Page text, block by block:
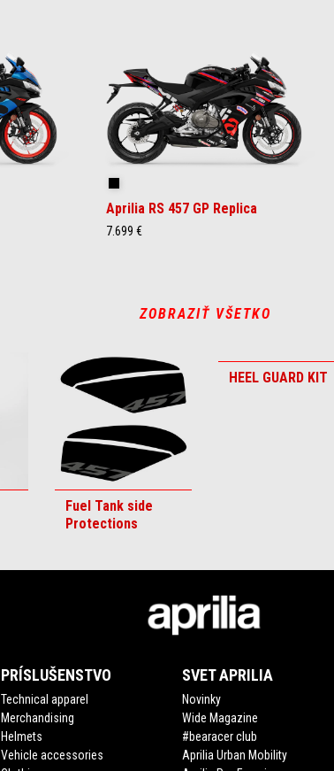
Aprilia RS 457 GP Replica
7.699 €
ZOBRAZIŤ VŠETKO
Fuel Tank side
Protections
HEEL GUARD KIT
PRÍSLUŠENSTVO
Technical apparel
Merchandising
Helmets
Vehicle accessories
SVET APRILIA
Novinky
Wide Magazine
#bearacer club
Aprilia Urban Mobility